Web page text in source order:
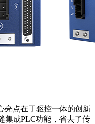
点在于驱控一体的创新
集成PLC功能，省去了传